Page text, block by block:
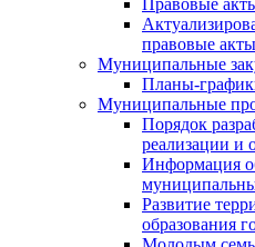
Правовые
правовые акты
Муниципальные
Планы-
Муниципальные
Порядок
реализации и
Информация
Развитие
образования